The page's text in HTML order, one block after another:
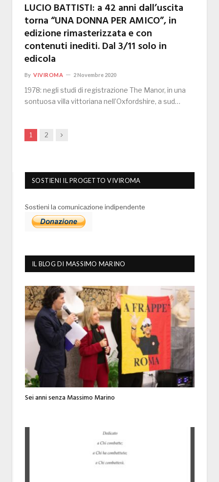
LUCIO BATTISTI: a 42 anni dall’uscita
torna “UNA DONNA PER AMICO”, in
edizione rimasterizzata e con
contenuti inediti. Dal 3/11 solo in
edicola
By VIVIROMA 2 Novembre 2020
1978: negli studi di registrazione The Manor, in una
sontuosa villa vittoriana nell’Oxfordshire, a sud…
1 2 Next
SOSTIENI IL PROGETTO VIVIROMA
Sostieni la comunicazione indipendente
IL BLOG DI MASSIMO MARINO
Sei anni senza Massimo Marino